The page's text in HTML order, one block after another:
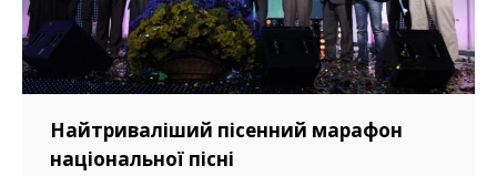
Найтриваліший пісенний марафон
національної пісні